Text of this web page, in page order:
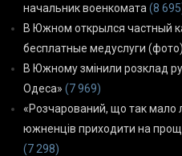
начальник военкомата (8
В Южном открылся частный
бесплатные медуслуги (фото)
В Южному змінили розклад
Одеса» (7 969)
«Розчарований, що так мало
южненців приходити на
(7 298)